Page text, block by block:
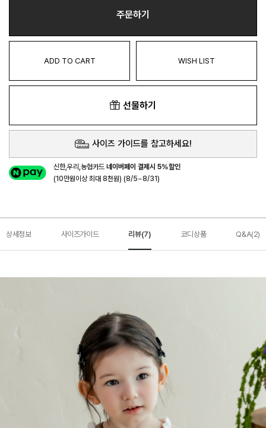
주문하기
ADD TO CART WISH LIST
선물하기
사이즈 가이드를 참고하세요!
신한,우리,농협카드네이버페이 결제시 5%할인
(10만원이상 최대 8천원) (8/5~8/31)
상세정보 사이즈가이드 리뷰(7) 코디상품 Q&A(2)